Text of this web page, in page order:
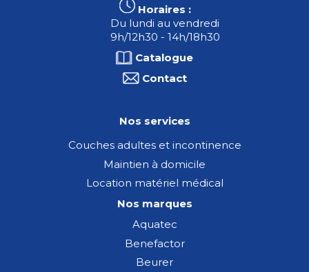
Horaires :
Du lundi au vendredi
9h/12h30 - 14h/18h30
Catalogue
Contact
Nos services
Couches adultes et incontinence
Maintien à domicile
Location matériel médical
Nos marques
Aquatec
Benefactor
Beurer